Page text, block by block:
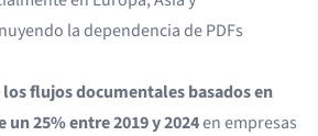
la dependencia de PDFs
los flujos documentales basados en
un 25% entre 2019 y 2024en empresas